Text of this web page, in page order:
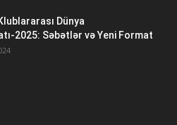
Dünya
2025: Səbətlər və Yeni Format